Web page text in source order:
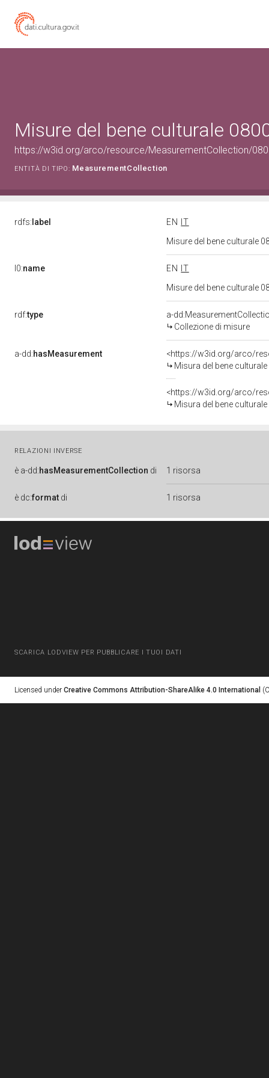
Misure del bene culturale
https://w3id.org/arco/resource/MeasurementCollection/
ENTITÀ DI TIPO: MeasurementCollection
rdfs: label EN
IT
Misure del bene culturale
l0:name EN
IT
Misure del bene culturale
rdf:type
a-
Collezione di misure
a-dd:hasMeasurement
<https://w3id.org/arco/
Misura del bene
<https://w3id.org/arco/
Misura del bene
RELAZIONI INVERSE
è a-dd:hasMeasurementCollection di 1 risorsa
è dc:format di 1 risorsa
SCARICA LODVIEW PER PUBBLICARE I TUOI DATI
Licensed under Creative Commons Attribution-ShareAlike 4.0 International